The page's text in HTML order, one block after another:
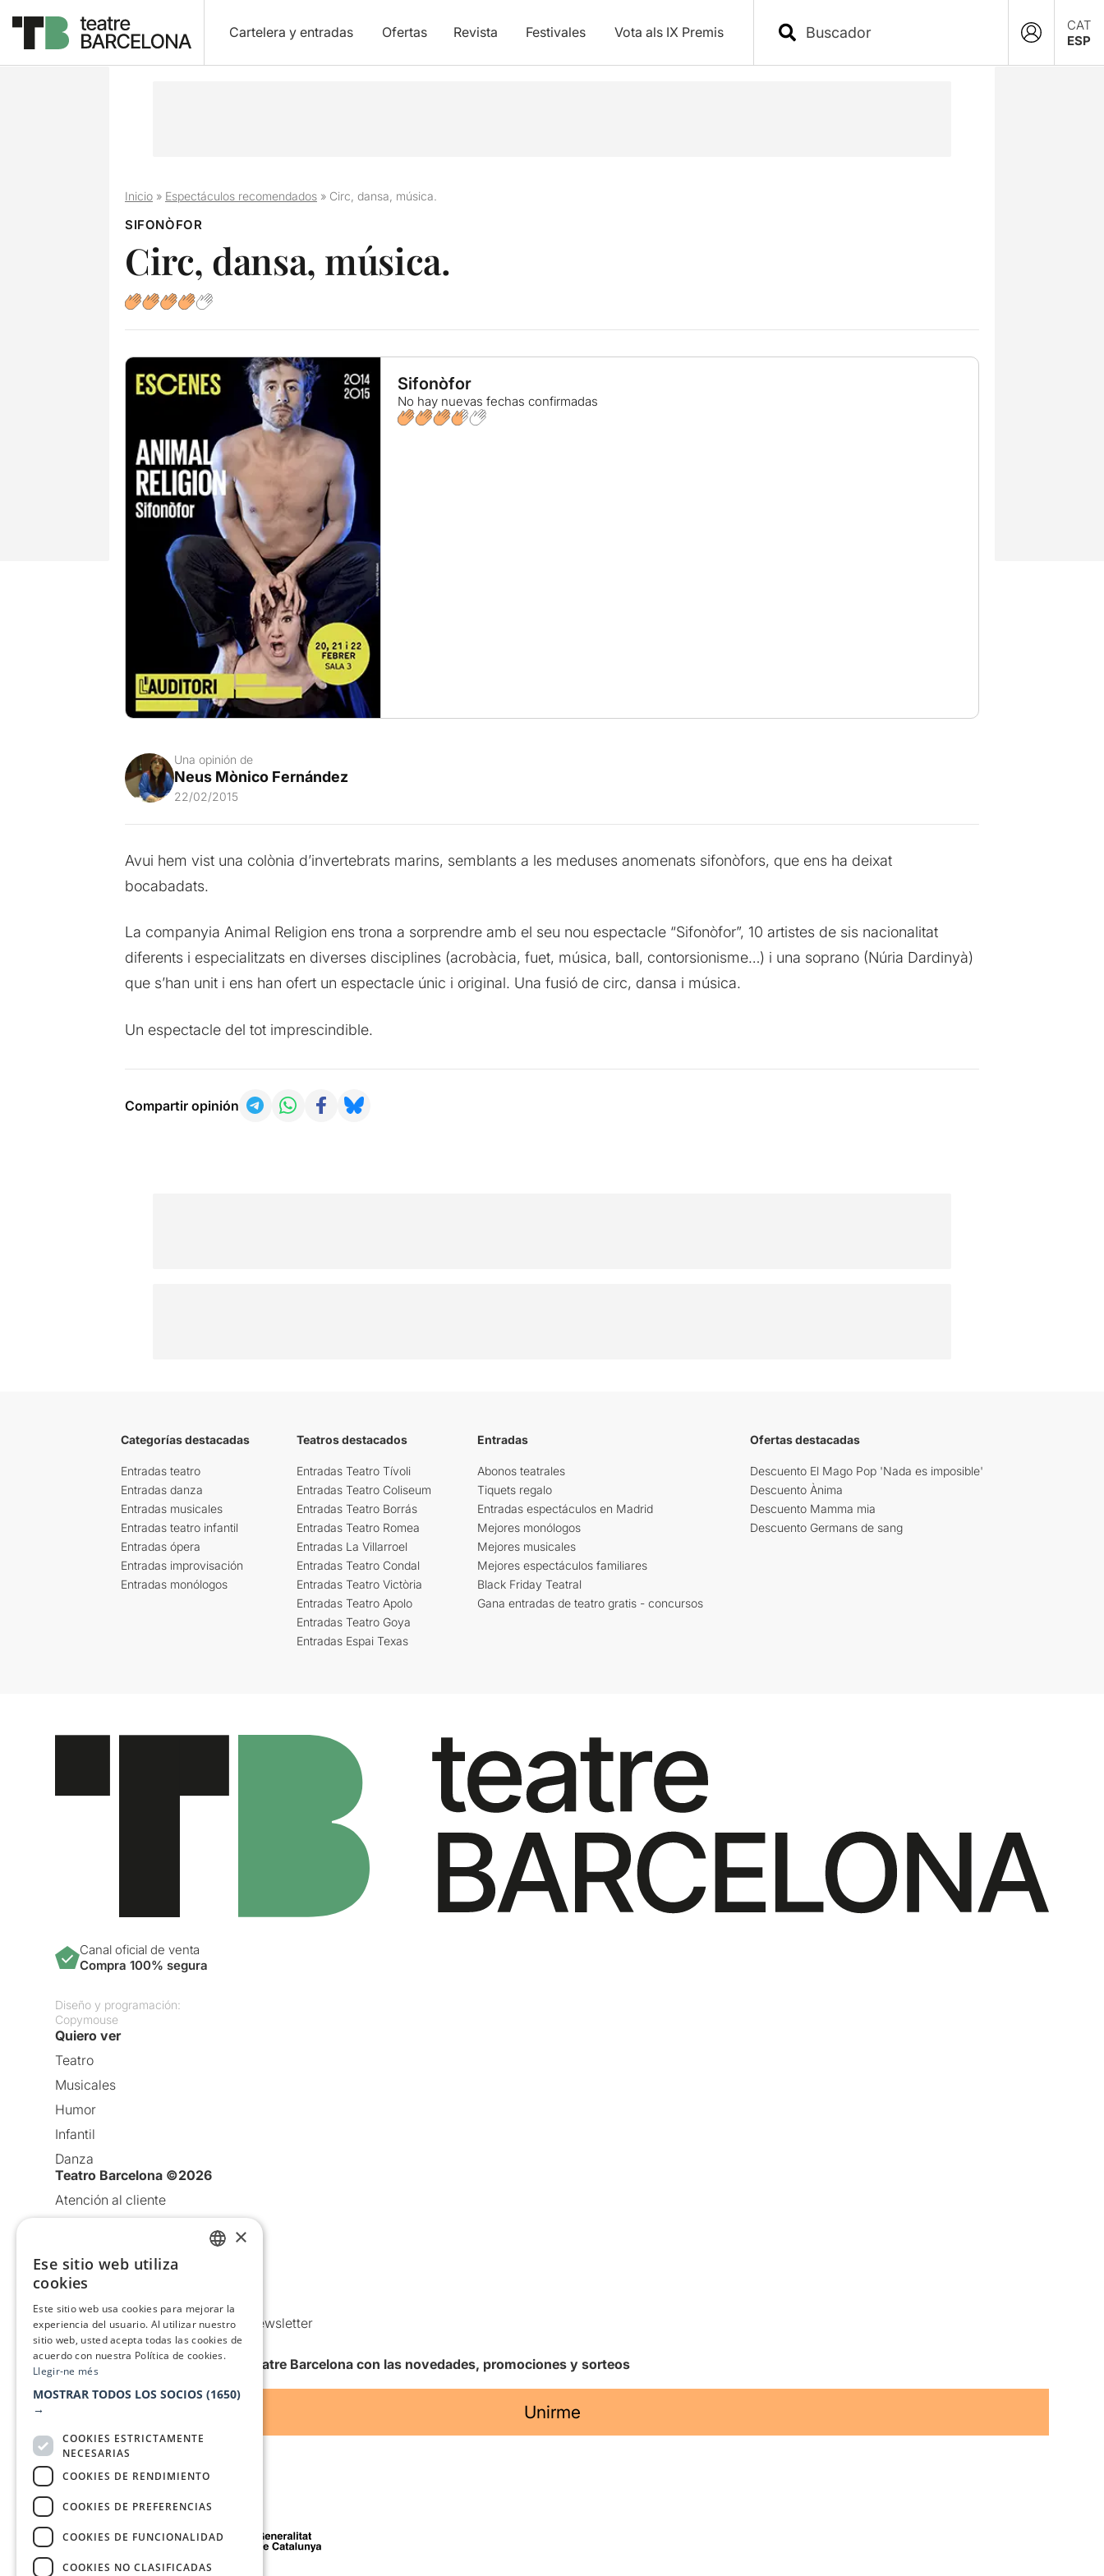
Cartelera y entradas Ofertas Revista Festivales Vota als IX Premis
CAT
ESP
Inicio» Espectáculos recomendados» Circ, dansa, música.
SIFONÒFOR
Circ, dansa, música.
Sifonòfor
No hay nuevas fechas confirmadas
Una opinión de
Neus Mònico Fernández
22/02/2015
Avui hem vist una colònia d’invertebrats marins, semblants a les meduses anomenats sifonòfors, que ens ha deixat
bocabadats.
La companyia Animal Religion ens trona a sorprendre amb el seu nou espectacle “Sifonòfor”, 10 artistes de sis nacionalitat
diferents i especialitzats en diverses disciplines (acrobàcia, fuet, música, ball, contorsionisme…) i una soprano (Núria Dardinyà)
que s’han unit i ens han ofert un espectacle únic i original. Una fusió de circ, dansa i música.
Un espectacle del tot imprescindible.
Compartir opinión
Categorías destacadas
Entradas teatro
Entradas danza
Entradas musicales
Entradas teatro infantil
Entradas ópera
Entradas improvisación
Entradas monólogos
Teatros destacados
Entradas Teatro Tívoli
Entradas Teatro Coliseum
Entradas Teatro Borrás
Entradas Teatro Romea
Entradas La Villarroel
Entradas Teatro Condal
Entradas Teatro Victòria
Entradas Teatro Apolo
Entradas Teatro Goya
Entradas Espai Texas
Entradas
Abonos teatrales
Tiquets regalo
Entradas espectáculos en Madrid
Mejores monólogos
Mejores musicales
Mejores espectáculos familiares
Black Friday Teatral
Gana entradas de teatro gratis - concursos
Ofertas destacadas
Descuento El Mago Pop 'Nada es imposible'
Descuento Ànima
Descuento Mamma mia
Descuento Germans de sang
Canal oficial de venta
Compra 100% segura
Diseño y programación:
Copymouse
Quiero ver
Teatro
Musicales
Humor
Infantil
Danza
Teatro Barcelona ©2026
Atención al cliente
Política de Cookies
Comunicaciones comerciales y Newsletter
Anuncia’t
Quiero recibir la newsletter de Teatre Barcelona con las novedades, promociones y sorteos
Unirme
Con el apoyo de
×
Ese sitio web utiliza
cookies
Este sitio web usa cookies para mejorar la
experiencia del usuario. Al utilizar nuestro
sitio web, usted acepta todas las cookies de
acuerdo con nuestra Política de cookies.
Llegir-ne més
MOSTRAR TODOS LOS SOCIOS (1650)
→
COOKIES ESTRICTAMENTE
NECESARIAS
COOKIES DE RENDIMIENTO
COOKIES DE PREFERENCIAS
COOKIES DE FUNCIONALIDAD
COOKIES NO CLASIFICADAS